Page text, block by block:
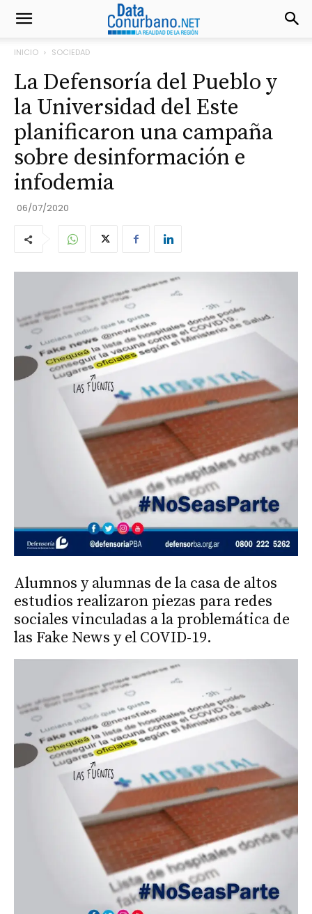
INICIO SOCIEDAD
La Defensoría del Pueblo y
la Universidad del Este
planificaron una campaña
sobre desinformación e
infodemia
06/07/2020
Alumnos y alumnas de la casa de altos
estudios realizaron piezas para redes
sociales vinculadas a la problemática de
las Fake News y el COVID-19.